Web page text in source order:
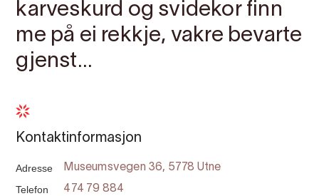
karveskurd og svidekor finn
me på ei rekkje, vakre bevarte
gjenst...
Kontaktinformasjon
Adresse Museumsvegen 36, 5778 Utne
Telefon 474 79 884